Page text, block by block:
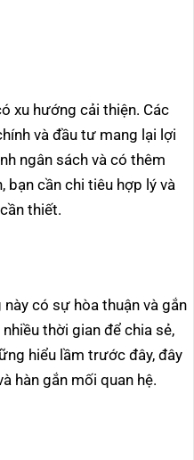
xu hướng cải thiện. Các
và đầu tư mang lại lợi
ngân sách và có thêm
bạn cần chi tiêu hợp lý và
thiết.
có sự hòa thuận và gắn
thời gian để chia sẻ,
hiểu lầm trước đây, đây
hàn gắn mối quan hệ.